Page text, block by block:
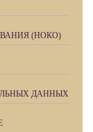
(НОКО)
ДАННЫХ